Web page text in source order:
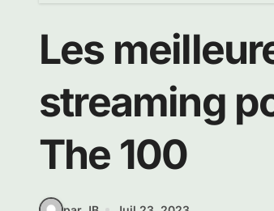
Les
streaming
The 100